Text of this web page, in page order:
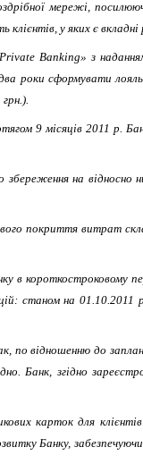
мережі,
клієнтів, у яких є
Banking» з
роки сформувати
9 місяців 2011 р.
на відносно
покриття витрат
в короткостроковому
станом на
по відношенню до
Банк, згідно
карток для
Банку, забезпечуючи